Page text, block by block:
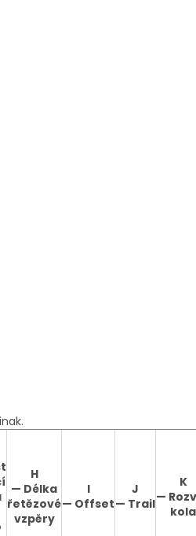
H
— Délka
řetězové
vzpěry
I
— Offset
J
— Trail
K
—
kola